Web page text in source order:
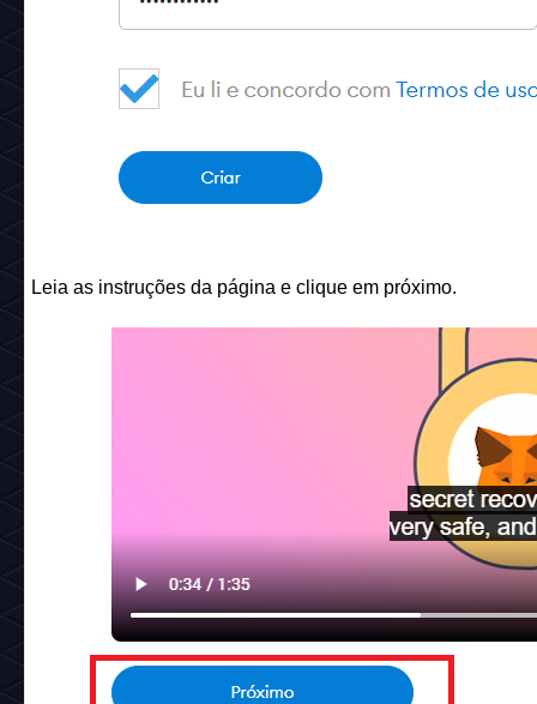
Leia as instruções da página e clique em próximo.